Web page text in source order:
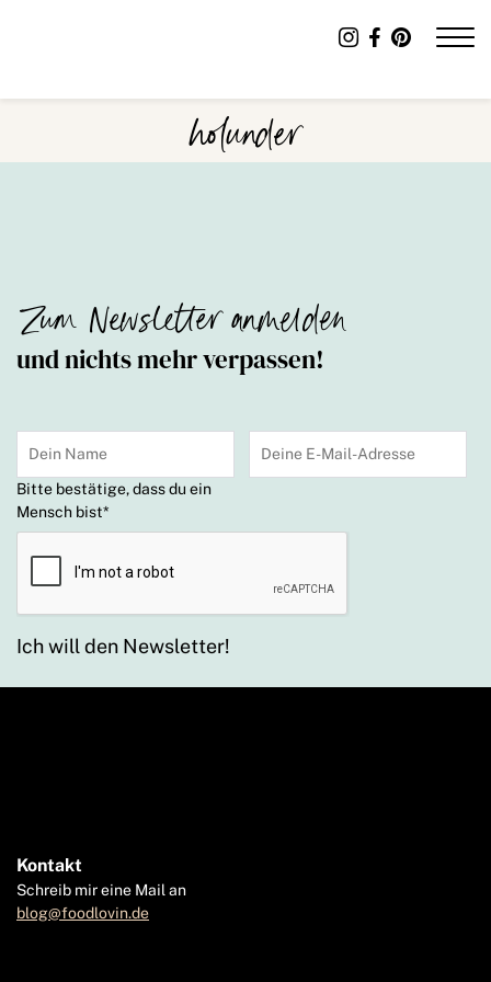
holunder
Zum Newsletter anmelden
und nichts mehr verpassen!
Bitte bestätige, dass du ein
Mensch bist*
Ich will den Newsletter!
Kontakt
Schreib mir eine Mail an
blog@foodlovin.de